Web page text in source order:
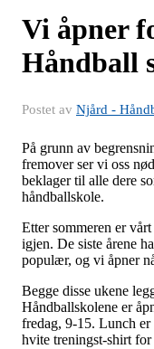
Vi åpner
Håndball
Postet av Njård -
På grunn av
fremover ser vi oss
beklager til alle dere
håndballskole.
Etter sommeren er
igjen. De siste årene
populær, og vi åpner
Begge disse ukene
Håndballskolene er
fredag, 9-15. Lunch
hvite treningst-shirt